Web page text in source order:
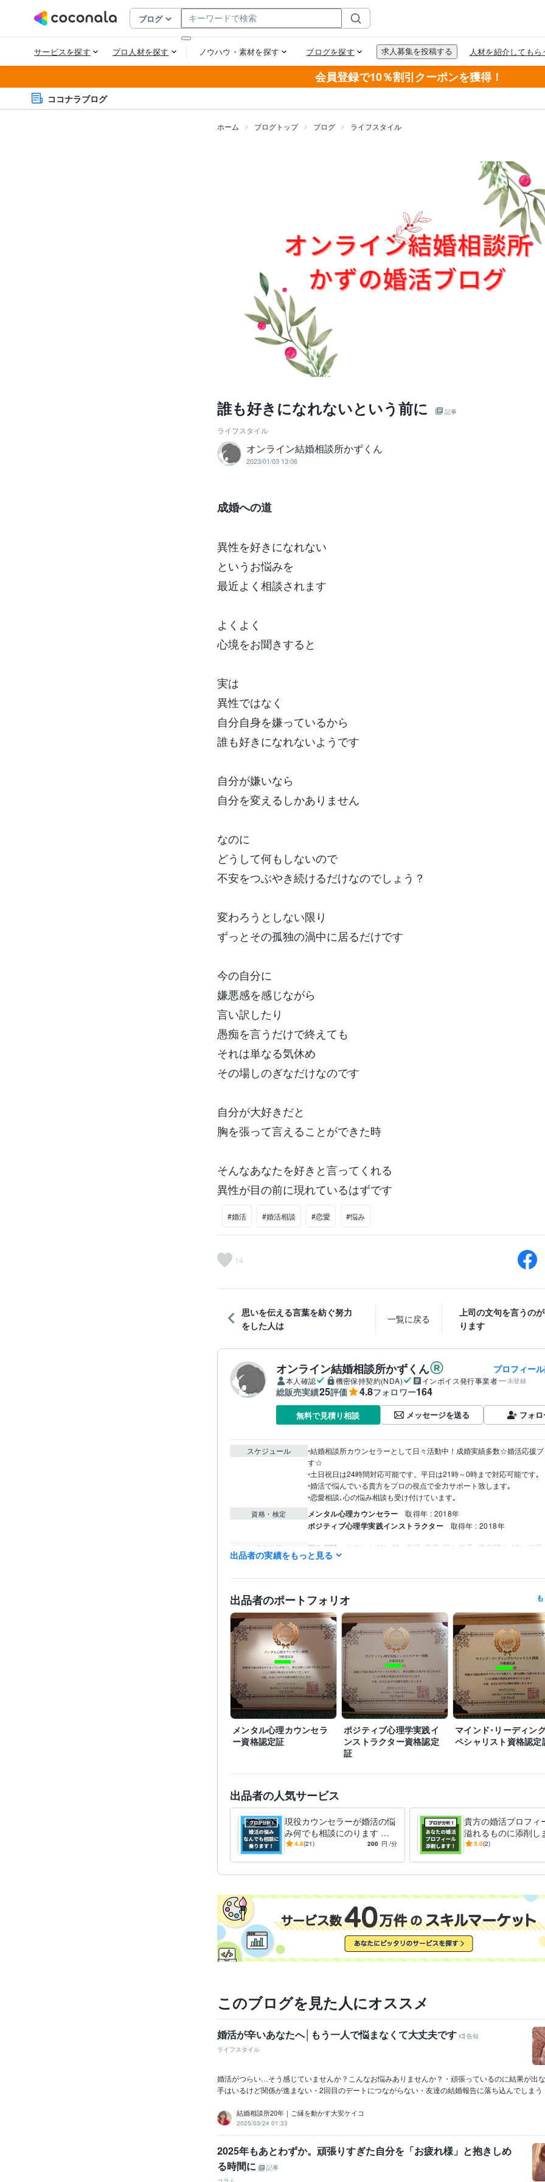
会員登録で10％割引クーポンを獲得！
ココナラブログ
ホーム ブログトップ ブログ ライフスタイル
誰も好きになれないという前に 記事
ライフスタイル
オンライン結婚相談所かずくん
2023/01/03 13:06
成婚への道
異性を好きになれない
というお悩みを
最近よく相談されます
よくよく
心境をお聞きすると
実は
異性ではなく
自分自身を嫌っているから
誰も好きになれないようです
自分が嫌いなら
自分を変えるしかありません
なのに
どうして何もしないので
不安をつぶやき続けるだけなのでしょう？
変わろうとしない限り
ずっとその孤独の渦中に居るだけです
今の自分に
嫌悪感を感じながら
言い訳したり
愚痴を言うだけで終えても
それは単なる気休め
その場しのぎなだけなのです
自分が大好きだと
胸を張って言えることができた時
そんなあなたを好きと言ってくれる
異性が目の前に現れているはずです
#婚活 #婚活相談 #恋愛 #悩み
14
思いを伝える言葉を紡ぐ努力
をした人は
一覧に戻る
上司の文句を言うの
ります
オンライン結婚相談所かずくん プロフィー
本人確認 機密保持契約(NDA) インボイス発行事業者 未登録
総販売実績25評価 4.8フォロワー164
無料で見積り相談 メッセージを送る フォ
スケジュール
◦結婚相談所カウンセラーとして日々活動中！成婚実績多数☆婚活応援
す☆
◦土日祝日は24時間対応可能です。平日は21時～0時まで対応可能です｡
◦婚活で悩んでいる貴方をプロの視点で全力サポート致します｡
◦恋愛相談､心の悩み相談も受け付けています｡
資格・検定 メンタル心理カウンセラー 取得年 : 2018年
ポジティブ心理学実践インストラクター 取得年 : 2018年
得意分野 悩み相談・カウンセリング 婚活､恋愛､話し相手
愚痴聞き､話し相手
談
出品者の実績をもっと見る
出品者のポートフォリオ
メンタル心理カウンセラ
ー資格認定証
ポジティブ心理学実践イ
ンストラクター資格認定
証
マインド･リーディン
ペシャリスト資格認定
出品者の人気サービス
現役カウンセラーが婚活の悩
み何でも相談にのります パ
ーティー･お見合い･LINE･デ
4.8(21) 200 円 /分
貴方の婚活プロフィ
溢れるものに添削し
活の武器であるプロ
5.0(2)
このブログを見た人にオススメ
婚活が辛いあなたへ│もう一人で悩まなくて大丈夫です
告知
ライフスタイル
婚活がつらい…そう感じていませんか？こんなお悩みありませんか？・頑張っているのに結果が出
手はいるけど関係が進まない・2回目のデートにつながらない・友達の結婚報告に落ち込んでしまう
結婚相談所20年｜ご縁を動かす大安ケイコ
2025/03/24 01:33
2025年もあとわずか。頑張りすぎた自分を「お疲れ様」と抱きしめ
る時間に
記事